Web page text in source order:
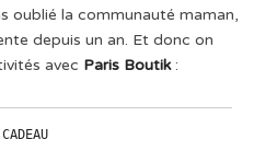
oublié la communauté maman,
depuis un an. Et donc on
avec Paris Boutik:
CADEAU